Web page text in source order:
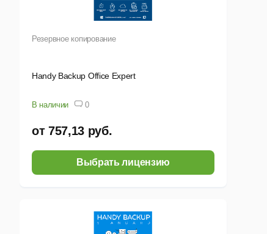
Резервное копирование
Handy Backup Office Expert
В наличии 0
от 757,13 руб.
Выбрать лицензию